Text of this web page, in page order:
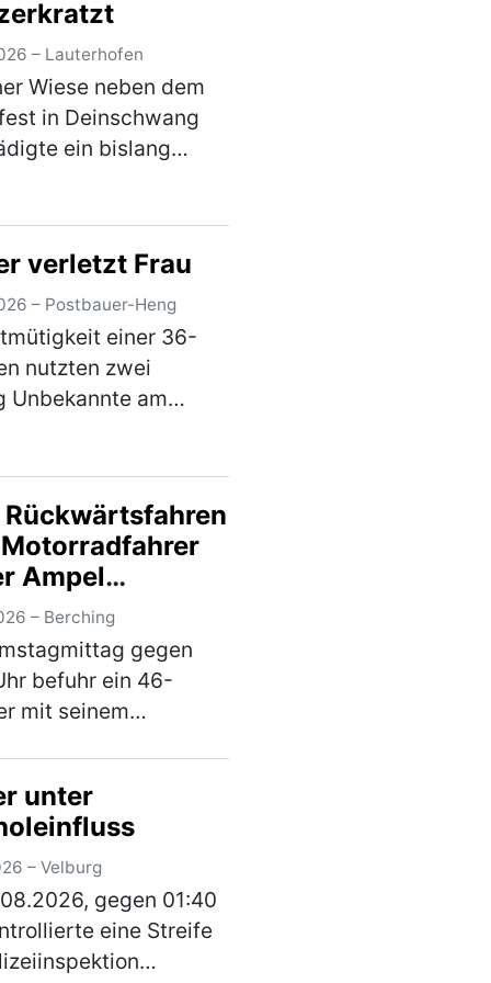
(mehr)
– Lauterhofen
Wiese neben dem
in Deinschwang
ein bislang
silbernen Kia. Die
(mehr)
verletzt Frau
– Postbauer-Heng
einer 36-
nutzten zwei
Unbekannte am
Staatsstraße 2402
als sie einen
(mehr)
Rückwärtsfahren
Ampel
– Berching
gegen
befuhr ein 46-
mit seinem
An der
zur NM 3 ordnete
an d…
unter
– Velburg
gegen 01:40
eine Streife